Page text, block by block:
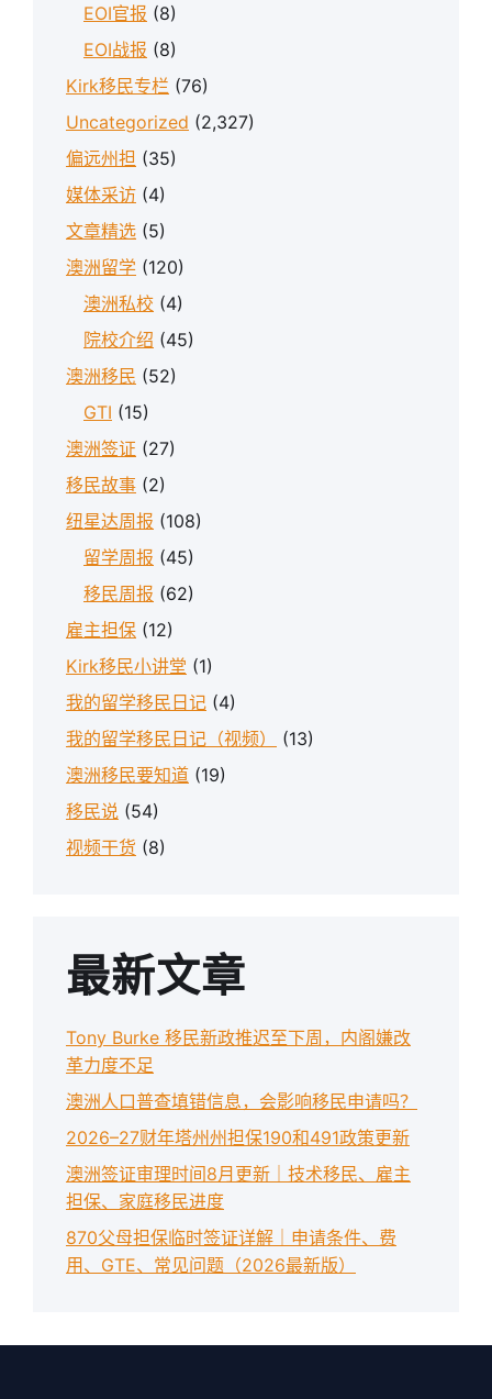
EOI官报 (8)
EOI战报 (8)
Kirk移民专栏 (76)
Uncategorized (2,327)
偏远州担 (35)
媒体采访 (4)
文章精选 (5)
澳洲留学 (120)
澳洲私校 (4)
院校介绍 (45)
澳洲移民 (52)
GTI (15)
澳洲签证 (27)
移民故事 (2)
纽星达周报 (108)
留学周报 (45)
移民周报 (62)
雇主担保 (12)
Kirk移民小讲堂 (1)
我的留学移民日记 (4)
我的留学移民日记（视频）
(13)
澳洲移民要知道 (19)
移民说 (54)
视频干货 (8)
最新文章
Tony Burke 移民新政推迟至下周，内阁嫌改
革力度不足
澳洲人口普查填错信息，会影响移民申请吗？
2026–27财年塔州州担保190和491政策更新
澳洲签证审理时间8月更新｜技术移民、雇主
担保、家庭移民进度
870父母担保临时签证详解｜申请条件、费
用、GTE、常见问题（2026最新版）